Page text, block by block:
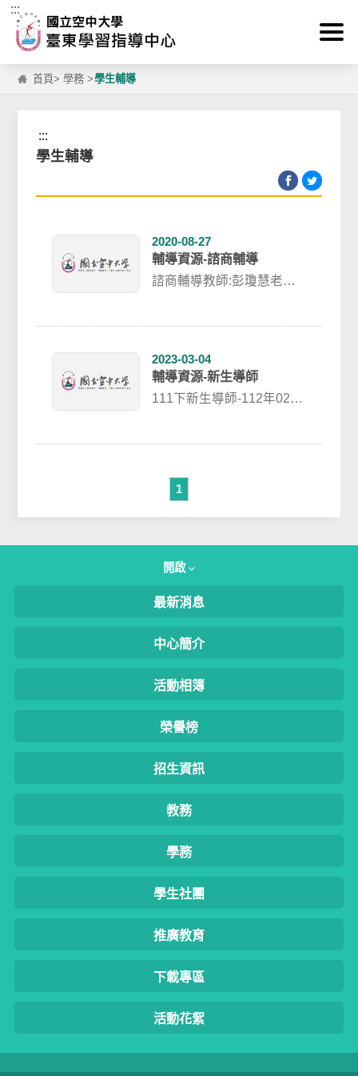
跳到主要內容區塊
:::
首頁>學務 >學生輔導
:::
學生輔導
2020-08-27
輔導資源-諮商輔導
諮商輔導教師:彭瓊慧老師
2023-03-04
輔導資源-新生導師
111下新生導師-112年02月
1
開啟
最新消息
中心簡介
活動相簿
榮譽榜
招生資訊
教務
學務
學生社團
推廣教育
下載專區
活動花絮